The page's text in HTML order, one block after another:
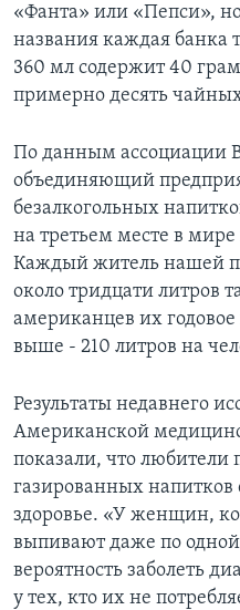
СОЦИАЛЬНЫЕ СЕТИ
«Фанта» или «Пепси»,
названия каждая банка
360 мл содержит 40
примерно десять
По данным ассоциации
объединяющий
безалкогольных
на третьем месте в
Каждый житель нашей
около тридцати литров
американцев их
выше - 210 литров на
Результаты недавнего
Американской
показали, что
газированных напитков
здоровье. «У женщин,
выпивают даже по
вероятность заболеть
у тех, кто их не